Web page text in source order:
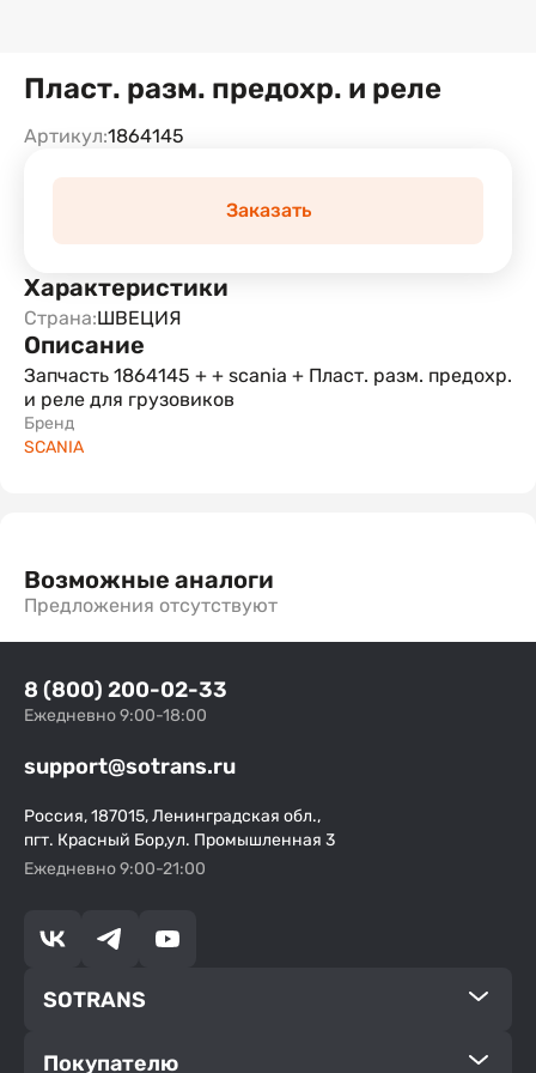
Пласт. разм. предохр. и реле
Артикул:1864145
Заказать
Характеристики
Страна:ШВЕЦИЯ
Описание
Запчасть 1864145 + + scania + Пласт. разм. предохр.
и реле для грузовиков
Бренд
SCANIA
Возможные аналоги
Предложения отсутствуют
8 (800) 200-02-33
Ежедневно 9:00-18:00
support@sotrans.ru
Россия, 187015, Ленинградская обл.,
пгт. Красный Бор,ул. Промышленная 3
Ежедневно 9:00-21:00
SOTRANS
Покупателю